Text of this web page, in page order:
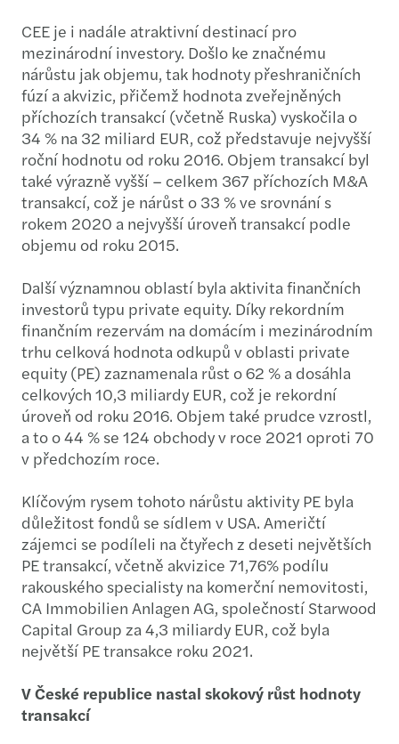
CEE je i nadále atraktivní destinací pro
mezinárodní investory. Došlo ke značnému
nárůstu jak objemu, tak hodnoty přeshraničních
fúzí a akvizic, přičemž hodnota zveřejněných
příchozích transakcí (včetně Ruska) vyskočila o
34 % na 32 miliard EUR, což představuje nejvyšší
roční hodnotu od roku 2016. Objem transakcí byl
také výrazně vyšší – celkem 367 příchozích M&A
transakcí, což je nárůst o 33 % ve srovnání s
rokem 2020 a nejvyšší úroveň transakcí podle
objemu od roku 2015.
Další významnou oblastí byla aktivita finančních
investorů typu private equity. Díky rekordním
finančním rezervám na domácím i mezinárodním
trhu celková hodnota odkupů v oblasti private
equity (PE) zaznamenala růst o 62 % a dosáhla
celkových 10,3 miliardy EUR, což je rekordní
úroveň od roku 2016. Objem také prudce vzrostl,
a to o 44 % se 124 obchody v roce 2021 oproti 70
v předchozím roce.
Klíčovým rysem tohoto nárůstu aktivity PE byla
důležitost fondů se sídlem v USA. Američtí
zájemci se podíleli na čtyřech z deseti největších
PE transakcí, včetně akvizice 71,76% podílu
rakouského specialisty na komerční nemovitosti,
CA Immobilien Anlagen AG, společností Starwood
Capital Group za 4,3 miliardy EUR, což byla
největší PE transakce roku 2021.
V České republice nastal skokový růst hodnoty
transakcí